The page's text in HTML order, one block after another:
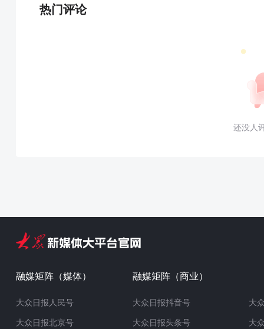
热门评论
还没人
融媒矩阵（媒体）
大众日报人民号
大众日报北京号
融媒矩阵（商业）
大众日报抖音号
大众日报头条号
大
大